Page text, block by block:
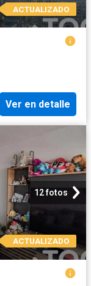
ACTUALIZADO
Ver en detalle
12 fotos
ACTUALIZADO